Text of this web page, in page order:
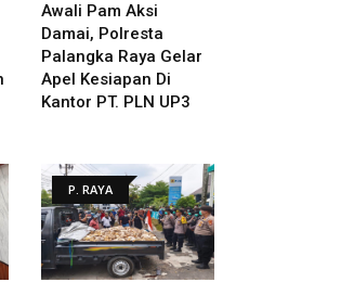
Awali Pam Aksi
Damai, Polresta
Palangka Raya Gelar
Apel Kesiapan Di
Kantor PT. PLN UP3
P. RAYA